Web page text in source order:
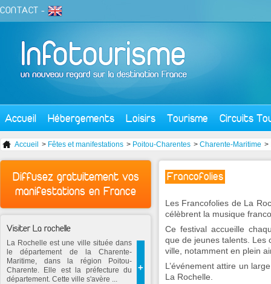
CONTACT -
Accueil Hébergements Loisirs Tourisme Circuits
Accueil > Fêtes et manifestations > Poitou-Charentes > Charente-Maritime >
Francofolies
Les Francofolies de La
célèbrent la musique
Ce festival accueille
que de jeunes talents. Les
ville, notamment en plein
L’événement attire un
La Rochelle.
Diffusez gratuitement vos
manifestations en France
Visiter La rochelle
+
La Rochelle est une ville située dans
le département de la Charente-
Maritime, dans la région Poitou-
Charente. Elle est la préfecture du
département. Cette ville s'avère ...